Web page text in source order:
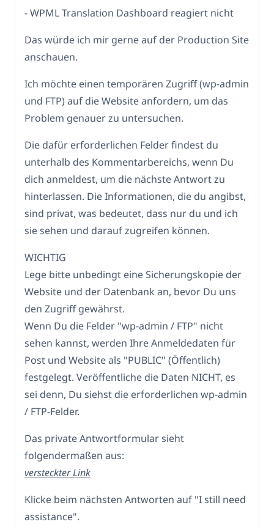
- WPML Translation Dashboard reagiert nicht
Das würde ich mir gerne auf der Production Site
anschauen.
Ich möchte einen temporären Zugriff (wp-admin
und FTP) auf die Website anfordern, um das
Problem genauer zu untersuchen.
Die dafür erforderlichen Felder findest du
unterhalb des Kommentarbereichs, wenn Du
dich anmeldest, um die nächste Antwort zu
hinterlassen. Die Informationen, die du angibst,
sind privat, was bedeutet, dass nur du und ich
sie sehen und darauf zugreifen können.
WICHTIG
Lege bitte unbedingt eine Sicherungskopie der
Website und der Datenbank an, bevor Du uns
den Zugriff gewährst.
Wenn Du die Felder "wp-admin / FTP" nicht
sehen kannst, werden Ihre Anmeldedaten für
Post und Website als "PUBLIC" (Öffentlich)
festgelegt. Veröffentliche die Daten NICHT, es
sei denn, Du siehst die erforderlichen wp-admin
/ FTP-Felder.
Das private Antwortformular sieht
folgendermaßen aus:
versteckter Link
Klicke beim nächsten Antworten auf "I still need
assistance".